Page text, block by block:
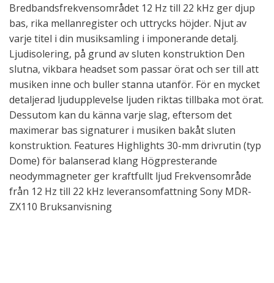
Bredbandsfrekvensområdet 12 Hz till 22 kHz ger djup
bas, rika mellanregister och uttrycks höjder. Njut av
varje titel i din musiksamling i imponerande detalj.
Ljudisolering, på grund av sluten konstruktion Den
slutna, vikbara headset som passar örat och ser till att
musiken inne och buller stanna utanför. För en mycket
detaljerad ljudupplevelse ljuden riktas tillbaka mot örat.
Dessutom kan du känna varje slag, eftersom det
maximerar bas signaturer i musiken bakåt sluten
konstruktion. Features Highlights 30-mm drivrutin (typ
Dome) för balanserad klang Högpresterande
neodymmagneter ger kraftfullt ljud Frekvensområde
från 12 Hz till 22 kHz leveransomfattning Sony MDR-
ZX110 Bruksanvisning